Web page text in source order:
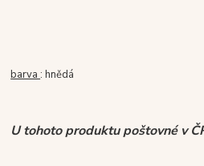
barva: hnědá
U tohoto produktu poštovné v